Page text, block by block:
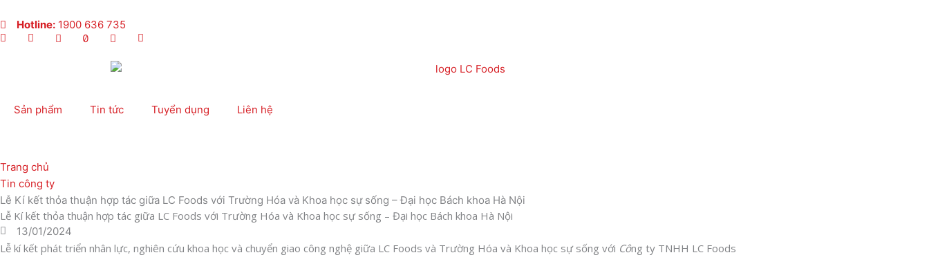
tới
nội
Hotline:1900 636 735
Sản phẩm Tin tức Tuyển dụng Liên hệ
Trang chủ
Tin công ty
Lễ Kí kết thỏa thuận hợp tác giữa LC Foods với Trường Hóa và Khoa học sự sống – Đại học Bách khoa Hà Nội
Lễ Kí kết thỏa thuận hợp tác giữa LC Foods với Trường Hóa và Khoa học sự sống – Đại học Bách khoa Hà Nội
13/01/2024
Lễ kí kết phát triển nhân lực, nghiên cứu khoa học và chuyển giao công nghệ giữa LC Foods và Trường Hóa và Khoa học sự sống với Công ty TNHH LC Foods